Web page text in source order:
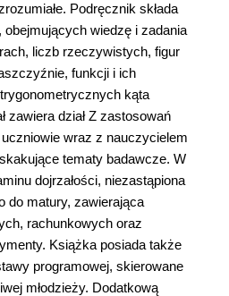
Podręcznik składa
obejmujących wiedzę i zadania
liczb rzeczywistych, figur
funkcji i ich
kąta
zawiera dział Z zastosowań
wraz z nauczycielem
tematy badawcze. W
dojrzałości, niezastąpiona
do matury, zawierająca
rachunkowych oraz
Książka posiada także
programowej, skierowane
młodzieży. Dodatkową